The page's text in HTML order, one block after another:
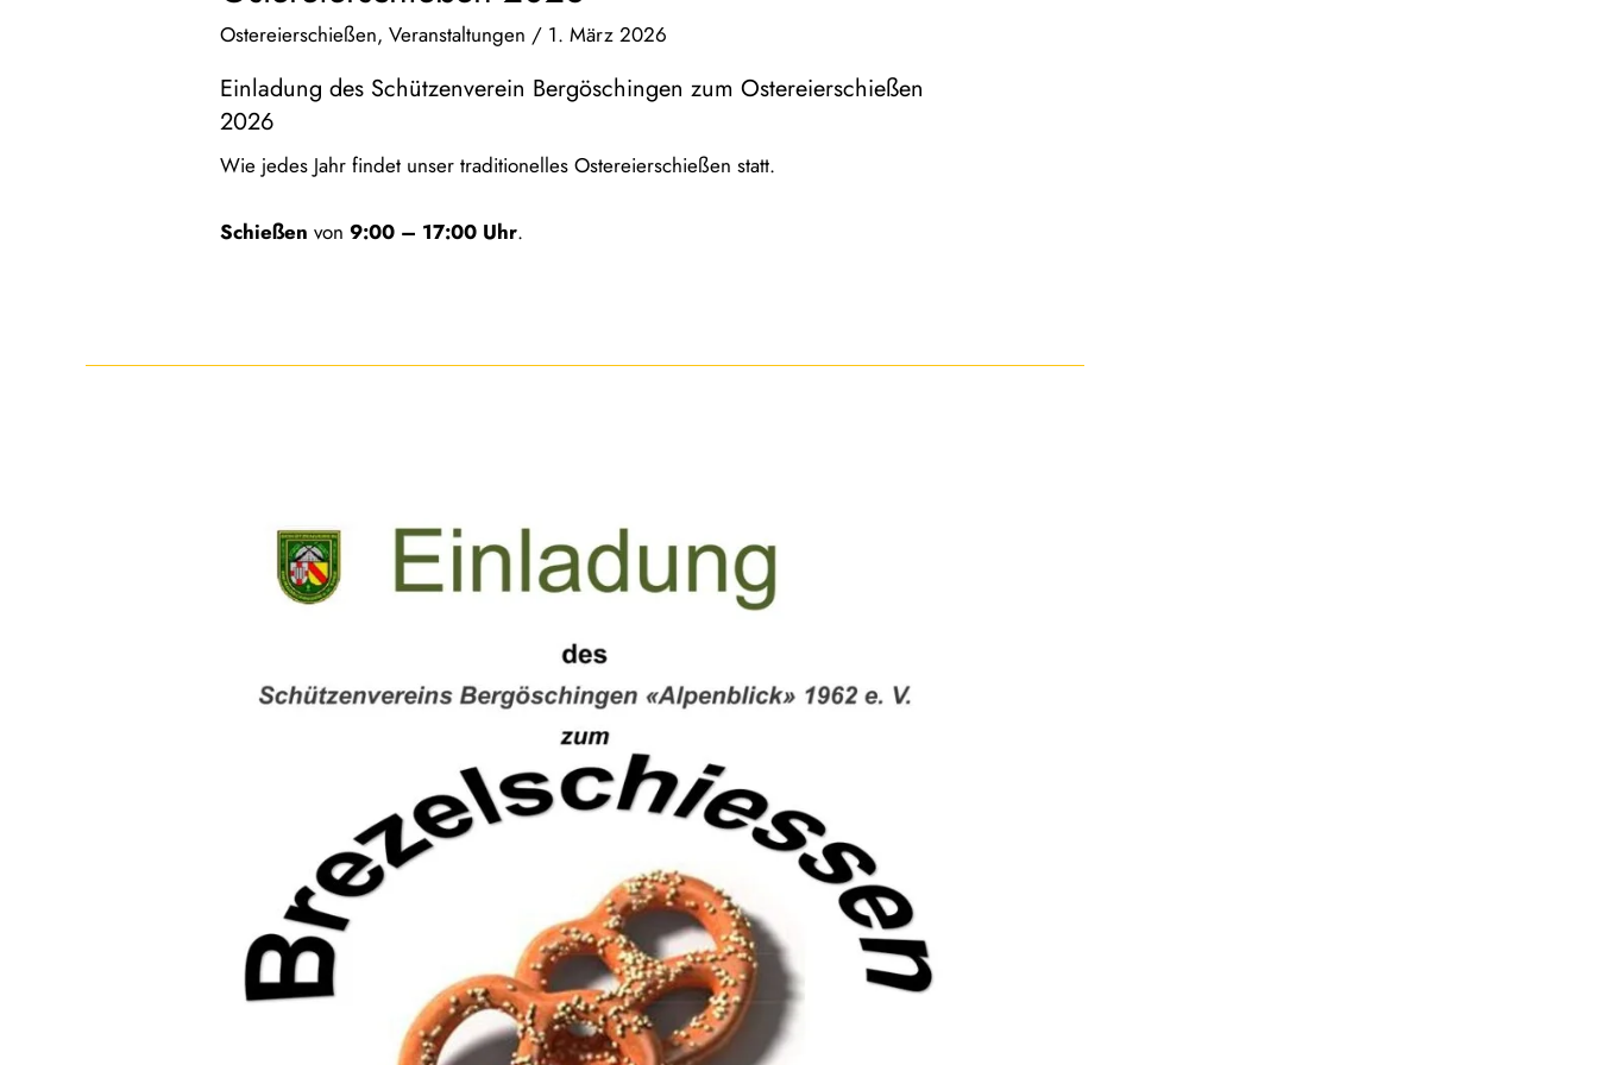
Ostereierschießen,Veranstaltungen / 1. März 2026
Einladung des Schützenverein Bergöschingen zum Ostereierschießen
2026
Wie jedes Jahr findet unser traditionelles Ostereierschießen statt.
Schießen von9:00 – 17:00 Uhr.